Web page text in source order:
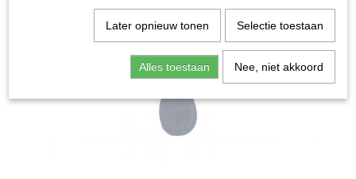
Later opnieuw tonen Selectie toestaan
Alles toestaan Nee, niet akkoord